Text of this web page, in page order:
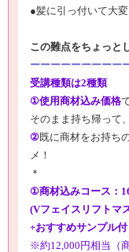
●髪に引っ付いて大変
この難点をちょっと
ーーーーーーーーー
受講種類は2種類
①使用商材込み価格
そのまま持ち帰って、
②既に商材をお持ち
メ！
＊
①商材込みコース：
(Vフェイスリフトマ
+おすすめサンプル付
※約12,000円相当（